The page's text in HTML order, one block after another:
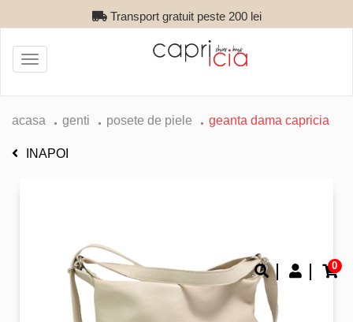
Transport gratuit peste 200 lei
0
Toggle
navigation
acasa genti posete de piele geanta dama capricia
INAPOI